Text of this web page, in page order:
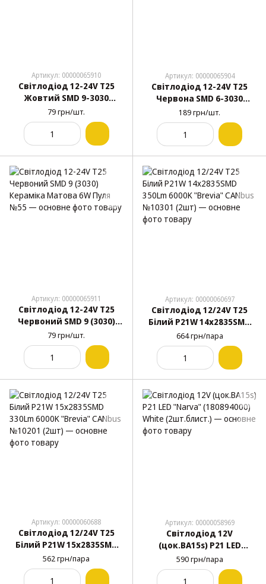
Артикул: 00000065910
Світлодіод 12-24V Т25
Жовтий SMD 9-3030
Кераміка Матова 6W Пуля
№56
79 грн/шт.
Артикул: 00000065904
Світлодіод 12-24V Т25
Червона SMD 6-3030
Кераміка Матова 2,5W
№49
189 грн/шт.
Артикул: 00000065911
Світлодіод 12-24V Т25
Червоний SMD 9 (3030)
Кераміка Матова 6W Пуля
№55
79 грн/шт.
Артикул: 00000060697
Світлодіод 12/24V T25
Білий P21W 14x2835SMD
350Lm 6000K "Brevia"
CANbus №10301 (2шт)
664 грн/пара
Артикул: 00000060688
Світлодіод 12/24V T25
Білий P21W 15x2835SMD
330Lm 6000K "Brevia"
CANbus №10201 (2шт)
562 грн/пара
Артикул: 00000058969
Світлодіод 12V
(цок.BA15s) P21 LED
"Narva" (180894000) White
(2шт.блист.)
590 грн/пара